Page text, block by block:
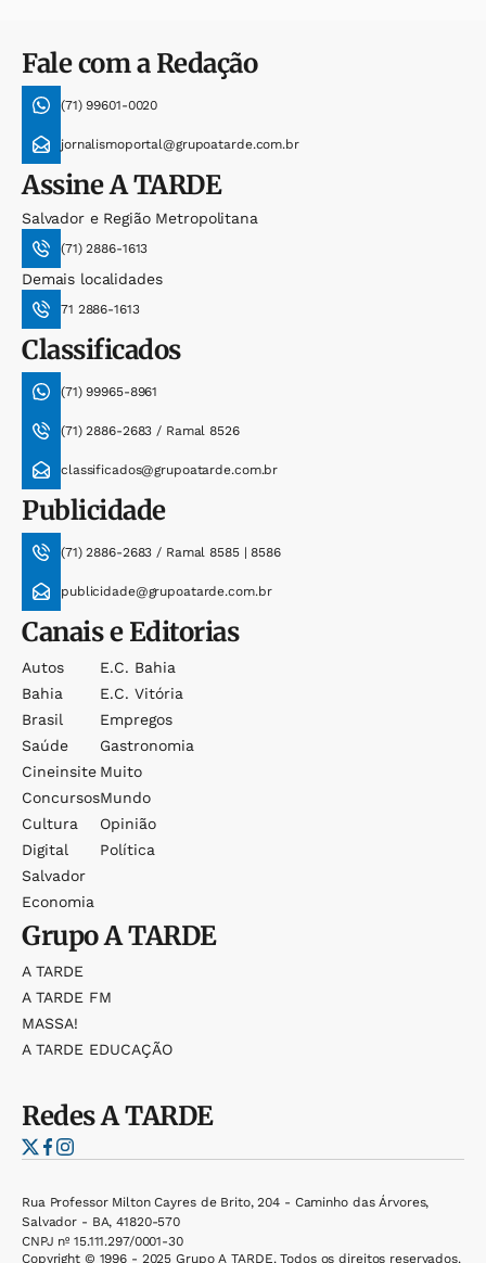
Fale com a Redação
(71) 99601-0020
jornalismoportal@grupoatarde.com.br
AssineA TARDE
Salvador e Região Metropolitana
(71) 2886-1613
Demais localidades
71 2886-1613
Classificados
(71) 99965-8961
(71) 2886-2683 / Ramal 8526
classificados@grupoatarde.com.br
Publicidade
(71) 2886-2683 / Ramal 8585 | 8586
publicidade@grupoatarde.com.br
Canais e Editorias
Autos
Bahia
Brasil
Saúde
Cineinsite
Concursos
Cultura
Digital
Salvador
Economia
E.c. Bahia
E.c. Vitória
Empregos
Gastronomia
Muito
Mundo
Opinião
Política
GrupoA TARDE
A TARDE
A TARDE FM
MASSA!
A TARDE EDUCAÇÃO
RedesA TARDE
Rua Professor Milton Cayres de Brito, 204 - Caminho das Árvores,
Salvador - BA, 41820-570
CNPJ nº 15.111.297/0001-30
Copyright © 1996 - 2025 Grupo A TARDE. Todos os direitos reservados.